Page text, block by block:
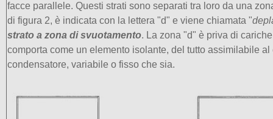
facce parallele. Questi strati sono separati tra loro da una
di figura 2, è indicata con la lettera "d" e viene chiamata "
strato a zona di svuotamento. La zona "d" è priva di
comporta come un elemento isolante, del tutto assimilabile
condensatore, variabile o fisso che sia.